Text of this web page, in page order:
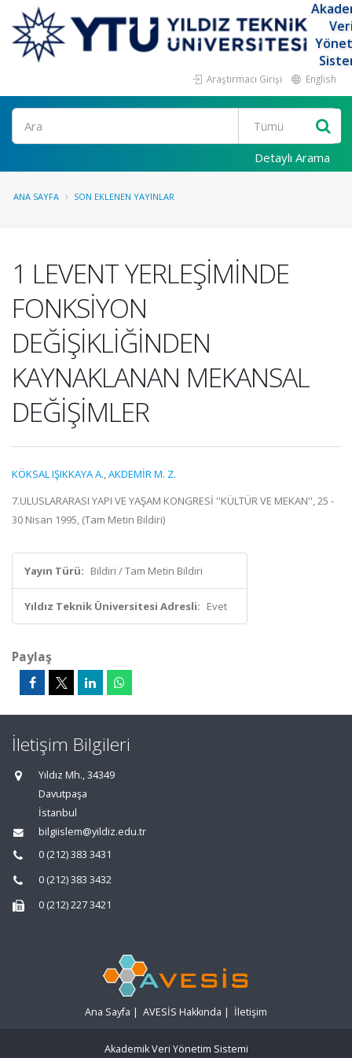
Araştırmacı Girişi English
Ara
Detaylı Arama
ANA SAYFA SON EKLENEN YAYINLAR
1 LEVENT YERLEŞİMİNDE
FONKSİYON
DEĞİŞİKLİĞİNDEN
KAYNAKLANAN MEKANSAL
DEĞİŞİMLER
KÖKSAL IŞIKKAYA A.,AKDEMİR M. Z.
7.ULUSLARARASI YAPI VE YAŞAM KONGRESİ ''KÜLTÜR VE MEKAN'', 25 -
30 Nisan 1995, (Tam Metin Bildiri)
Yayın Türü: Bildiri / Tam Metin Bildiri
Yıldız Teknik Üniversitesi Adresli: Evet
Paylaş
İletişim Bilgileri
Yıldız Mh., 34349
Davutpaşa
İstanbul
bilgiislem@yildiz.edu.tr
0 (212) 383 3431
0 (212) 383 3432
0 (212) 227 3421
Ana Sayfa | AVESİS Hakkında | İletişim
Akademik Veri Yönetim Sistemi